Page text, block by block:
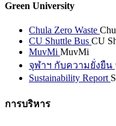
Green University
Chula Zero Waste
CU Shuttle Bus CU
MuvMi MuvMi
จุฬาฯ กับความยั่งยืน
Sustainability Report
การบริหาร